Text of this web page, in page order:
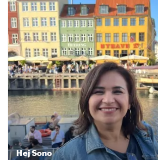
HejSono